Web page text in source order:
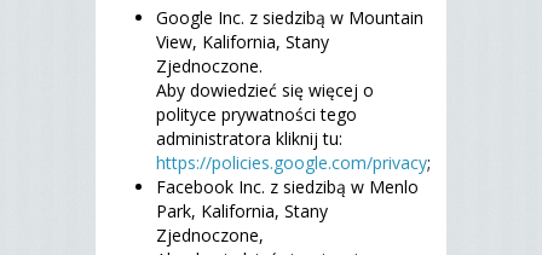
Google Inc. z siedzibą w Mountain
View, Kalifornia, Stany
Zjednoczone.
Aby dowiedzieć się więcej o
polityce prywatności tego
administratora kliknij tu:
https://policies.google.com/privacy;
Facebook Inc. z siedzibą w Menlo
Park, Kalifornia, Stany
Zjednoczone,